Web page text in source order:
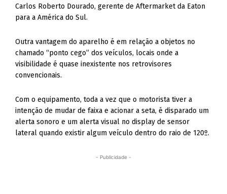
Carlos Roberto Dourado, gerente de Aftermarket da Eaton
para a América do Sul.
Outra vantagem do aparelho é em relação a objetos no
chamado “ponto cego” dos veículos, locais onde a
visibilidade é quase inexistente nos retrovisores
convencionais.
Com o equipamento, toda a vez que o motorista tiver a
intenção de mudar de faixa e acionar a seta, é disparado um
alerta sonoro e um alerta visual no display de sensor
lateral quando existir algum veículo dentro do raio de 120º.
- Publicidade -